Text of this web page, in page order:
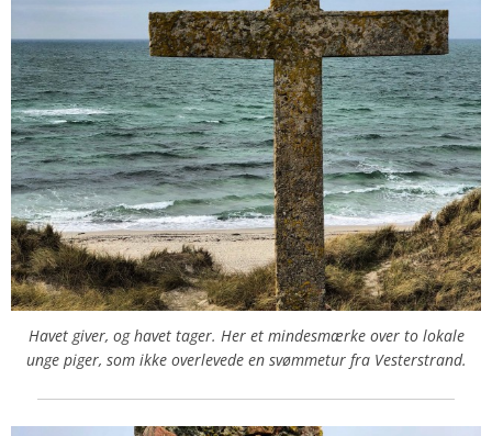
Havet giver, og havet tager. Her et mindesmærke over to lokale
unge piger, som ikke overlevede en svømmetur fra Vesterstrand.